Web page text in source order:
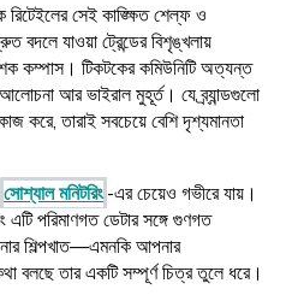
সেই কাঙ্ক্ষিত শেল্ফ ও
বদলে যাওয়া ট্রেন্ডের বিশৃঙ্খলায়
কম্পাস। টিকটকের কমিউনিটি অত্যন্ত
আর ভাইরাল মুহূর্ত। যে ব্র্যান্ডগুলো
করে, তারাই সবচেয়ে বেশি দৃশ্যমানতা
সোশ্যাল মনিটরিং-এর চেয়েও গভীরে যায়।
পরিমাণগত ডেটার সঙ্গে গুণগত
শিল্পখাত—এমনকি আপনার
বলছে তার একটি সম্পূর্ণ চিত্র তুলে ধরে।